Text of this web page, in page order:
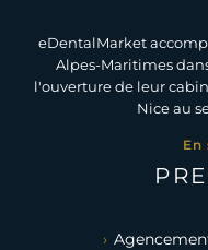
eDentalMarket
Alpes-Maritimes
l'ouverture de leur
Nice au
En